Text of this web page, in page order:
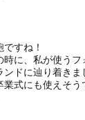
すね！
に、私が使うフ
ドに辿り着きま
式にも使えそう